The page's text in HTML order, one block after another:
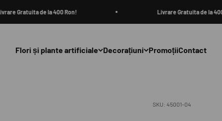
Gratuita de la 400 Ron! Livrare Gratuita de la 400
Flori și plante artificiale Decorațiuni PromoțiiContact
SKU: 45001-04